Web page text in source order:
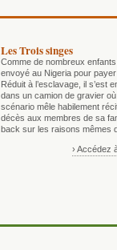
Les Trois singes
Comme de nombreux
envoyé au Nigeria pour
Réduit à l’esclavage, il s’est
dans un camion de gravier
scénario mêle habilement
décès aux membres de sa
back sur les raisons mêmes
› Accédez